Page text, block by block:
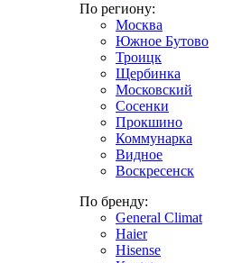
По региону:
Москва
Южное Бутово
Троицк
Щербинка
Московский
Сосенки
Прокшино
Коммунарка
Видное
Воскресенск
По бренду:
General Climat
Haier
Hisense